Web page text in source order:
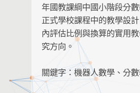
年國教課綱中國小階段分
正式學校課程中的教學設
內評估比例與換算的實用
究方向。
關鍵字：機器人數學、分